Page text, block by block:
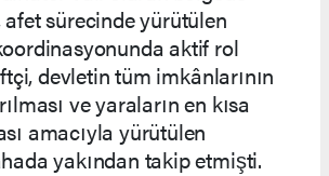
afet sürecinde yürütülen
aktif rol
devletin tüm imkânlarının
ve yaraların en kısa
amacıyla yürütülen
yakından takip etmişti.